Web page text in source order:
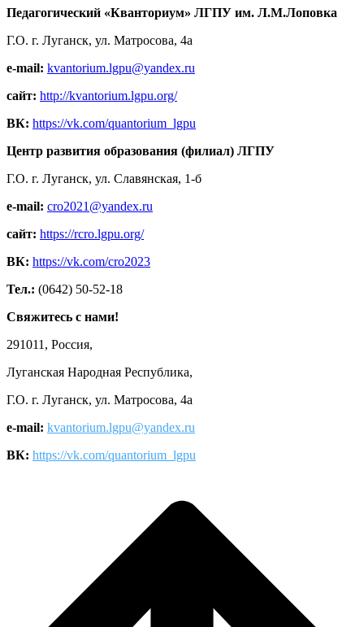
Педагогический «Кванториум» ЛГПУ им. Л.М.Лоповка
Г.О. г. Луганск, ул. Матросова, 4а
e-mail: kvantorium.lgpu@yandex.ru
сайт: http://kvantorium.lgpu.org/
ВК: https://vk.com/quantorium_lgpu
Центр развития образования (филиал) ЛГПУ
Г.О. г. Луганск, ул. Славянская, 1-б
e-mail: cro2021@yandex.ru
сайт: https://rcro.lgpu.org/
ВК: https://vk.com/cro2023
Тел.: (0642) 50-52-18
Свяжитесь с нами!
291011, Россия,
Луганская Народная Республика,
Г.О. г. Луганск, ул. Матросова, 4а
e-mail: kvantorium.lgpu@yandex.ru
ВК: https://vk.com/quantorium_lgpu